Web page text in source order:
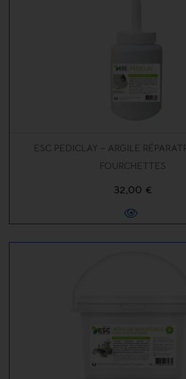
ESC PEDICLAY – ARGILE
FOURCHETTES
32,00 €